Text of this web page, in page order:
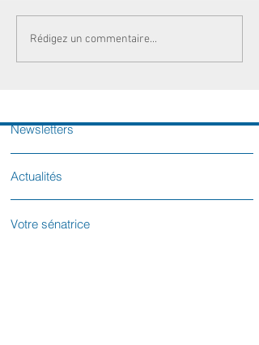
Rédigez un commentaire...
Newsletters
Actualités
Votre sénatrice